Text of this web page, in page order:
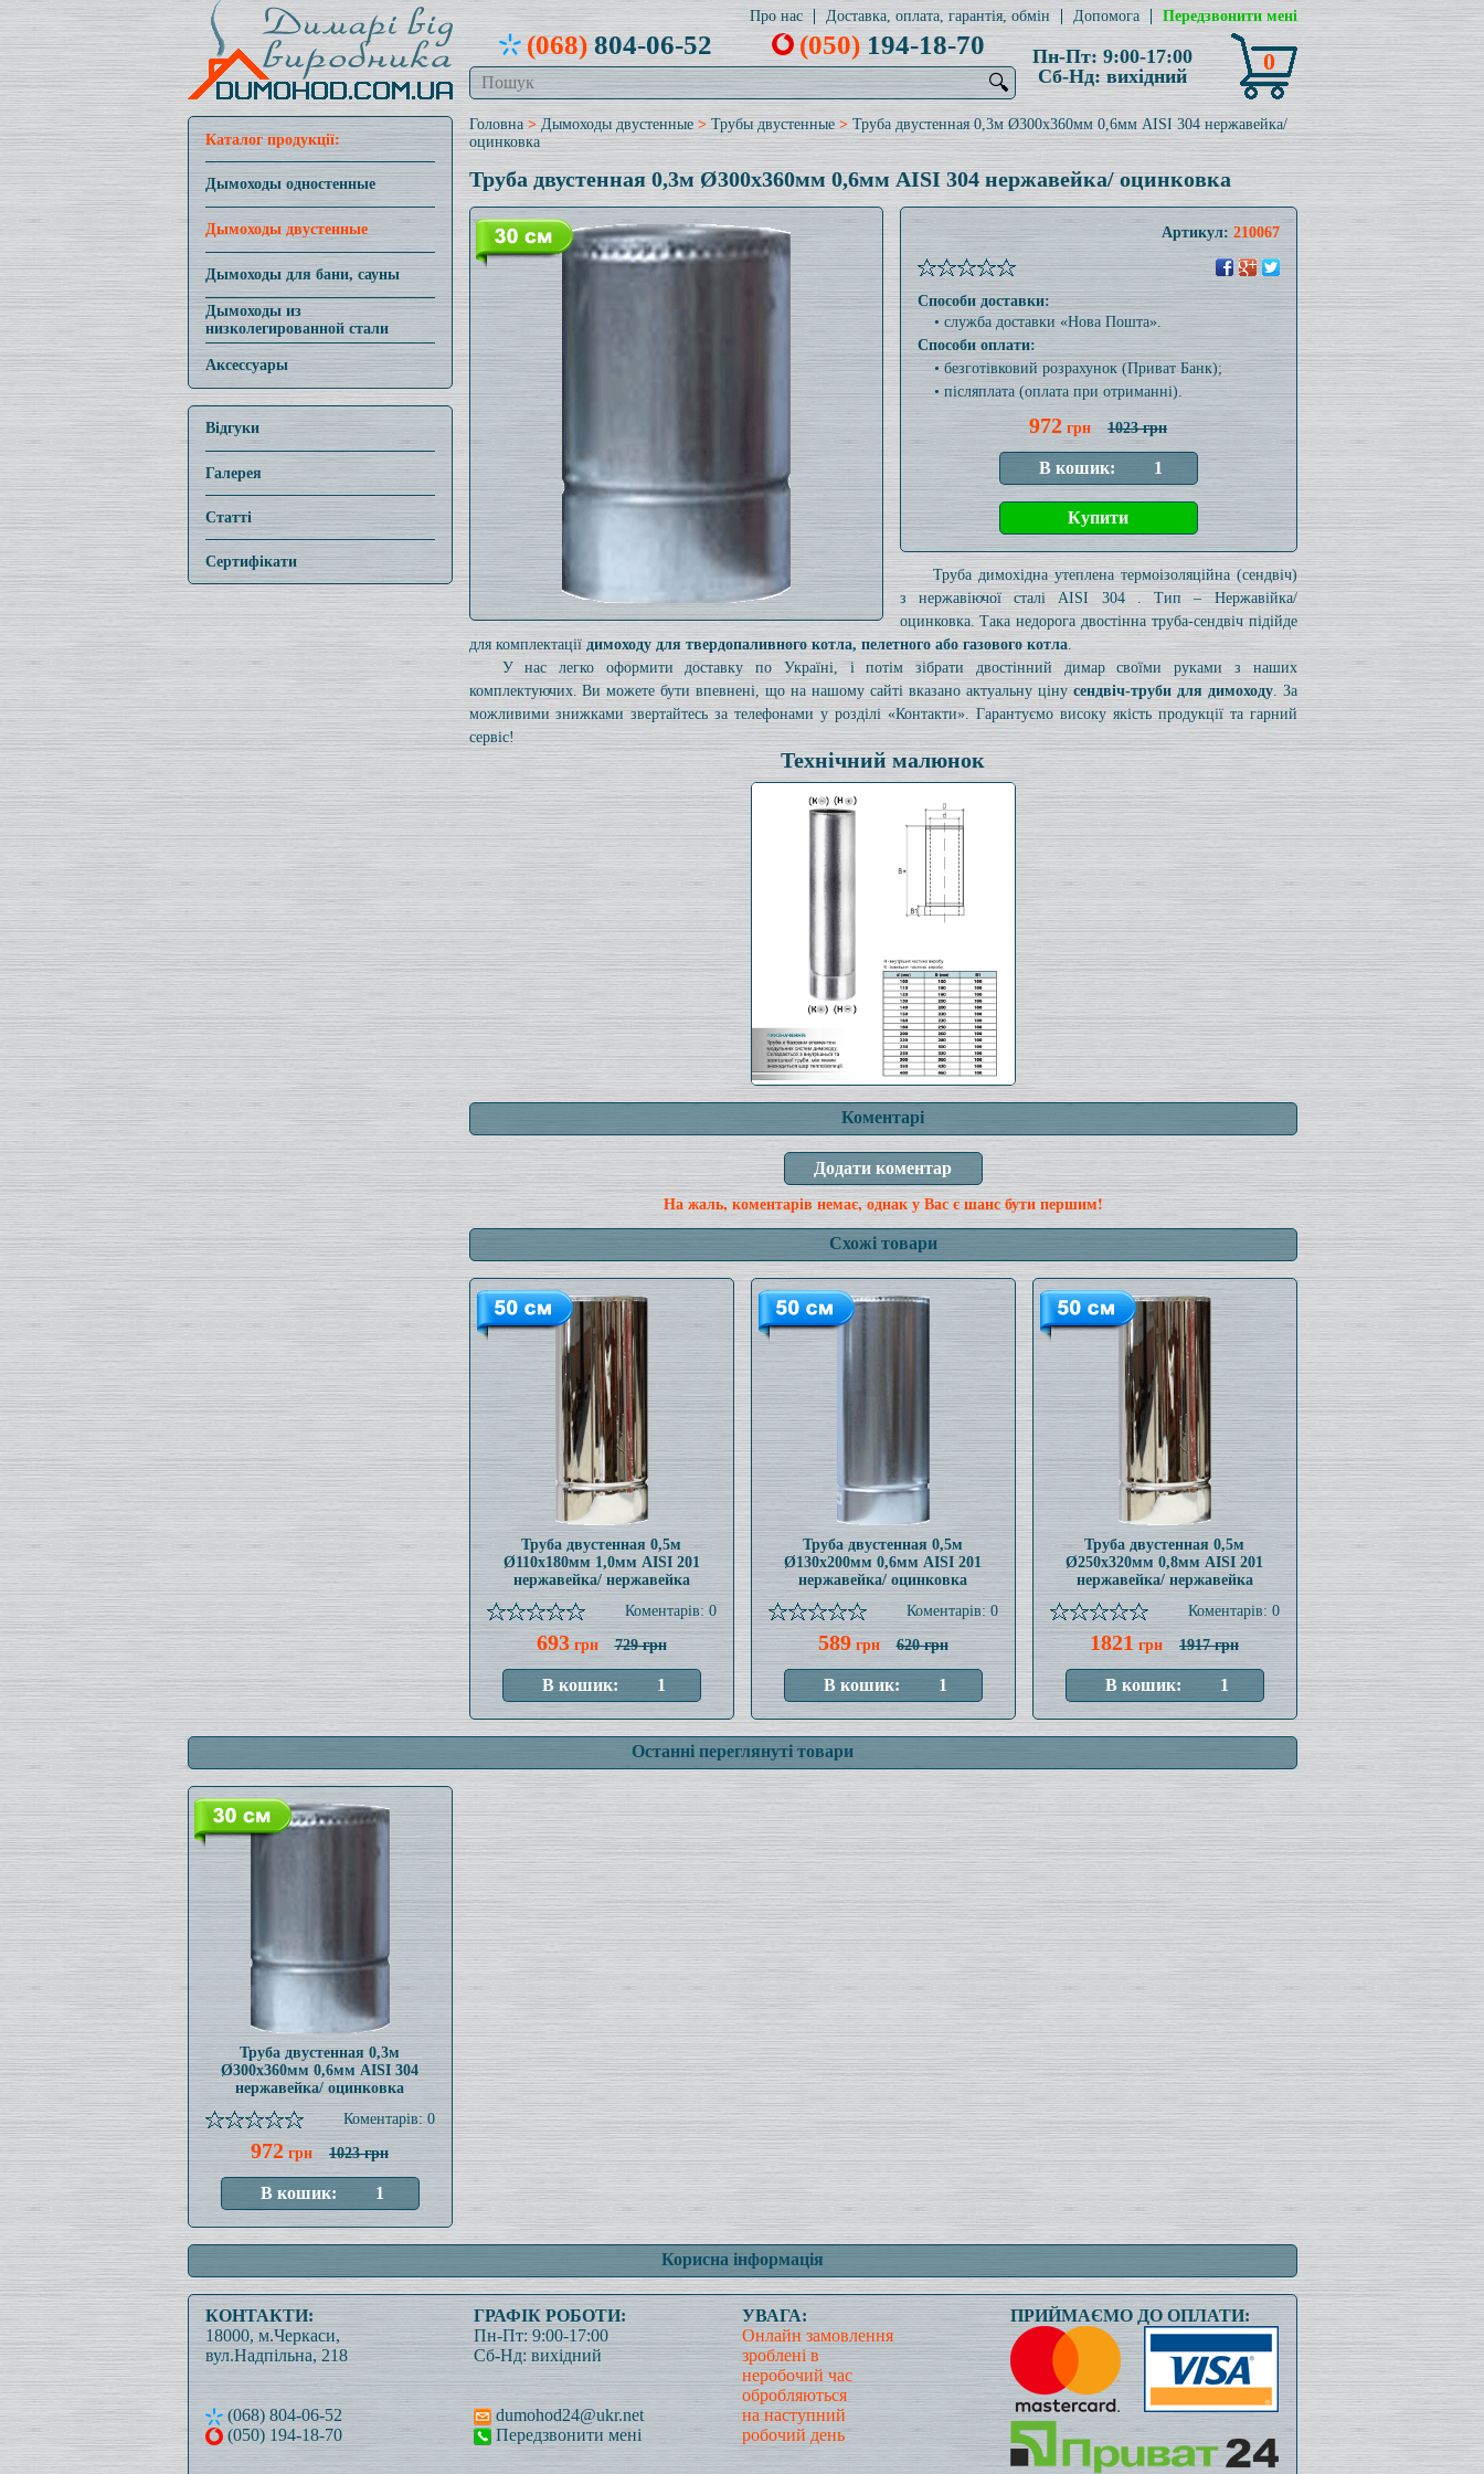
Про нас Доставка, оплата, гарантія, обмін Допомога Передзвонити мені
(068)804-06-52 (050)194-18-70
🔍
Пн-Пт: 9:00-17:00
Сб-Нд: вихідний
0
Каталог продукції:
Дымоходы одностенные
Дымоходы двустенные
Дымоходы для бани, сауны
Дымоходы из
низколегированной стали
Аксессуары
Відгуки
Галерея
Статті
Сертифікати
Головна> Дымоходы двустенные>Трубы двустенные> Труба двустенная 0,3м Ø300x360мм 0,6мм AISI 304 нержавейка/
оцинковка
Труба двустенная 0,3м Ø300x360мм 0,6мм AISI 304 нержавейка/ оцинковка
Артикул:210067
Способи доставки:
• служба доставки «Нова Пошта».
Способи оплати:
• безготівковий розрахунок (Приват Банк);
• післяплата (оплата при отриманні).
972 грн 1023 грн
Труба димохідна утеплена термоізоляційна (сендвіч)
з нержавіючої сталі AISI 304 . Тип – Нержавійка/
оцинковка. Така недорога двостінна труба-сендвіч підійде
для комплектаціїдимоходу для твердопаливного котла, пелетного або газового котла.
У нас легко оформити доставку по Україні, і потім зібрати двостінний димар своїми руками з наших
комплектуючих. Ви можете бути впевнені, що на нашому сайті вказано актуальну цінусендвіч-труби для димоходу. За
можливими знижками звертайтесь за телефонами у розділі «Контакти». Гарантуємо високу якість продукції та гарний
сервіс!
Технічний малюнок
Коментарі
На жаль, коментарів немає, однак у Вас є шанс бути першим!
Схожі товари
Труба двустенная 0,5м
Ø110x180мм 1,0мм AISI 201
нержавейка/ нержавейка
Коментарів: 0
693грн 729 грн
Труба двустенная 0,5м
Ø130x200мм 0,6мм AISI 201
нержавейка/ оцинковка
Коментарів: 0
589грн 620 грн
Труба двустенная 0,5м
Ø250x320мм 0,8мм AISI 201
нержавейка/ нержавейка
Коментарів: 0
1821 грн 1917 грн
Останні переглянуті товари
Труба двустенная 0,3м
Ø300x360мм 0,6мм AISI 304
нержавейка/ оцинковка
Коментарів: 0
972 грн 1023 грн
Корисна інформація
КОНТАКТИ:
18000, м.Черкаси,
вул.Надпільна, 218
(068) 804-06-52
(050) 194-18-70
ГРАФІК РОБОТИ:
Пн-Пт: 9:00-17:00
Сб-Нд: вихідний
dumohod24@ukr.net
Передзвонити мені
УВАГА:
Онлайн замовлення
зроблені в
неробочий час
обробляються
на наступний
робочий день
ПРИЙМАЄМО ДО ОПЛАТИ: